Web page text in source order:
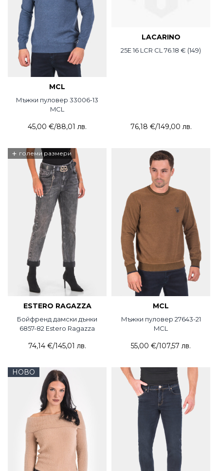
MCL
Мъжки пуловер 33006-13
MCL
45,00 €/88,01 лв.
LACARINO
25E 16 LCR CL 76.18 € (149)
76,18 €/149,00 лв.
+ големи размери
ESTERO RAGAZZA
Бойфренд дамски дънки
6857-82 Estero Ragazza
74,14 €/145,01 лв.
MCL
Мъжки пуловер 27643-21
MCL
55,00 €/107,57 лв.
НОВО